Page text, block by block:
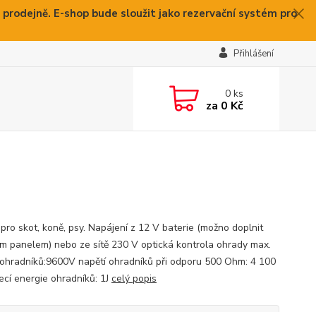
E-shop bude sloužit jako rezervační systém pro
Přihlášení
0ks
za 0 Kč
skot, koně, psy. Napájení z 12 V baterie (možno doplnit
panelem) nebo ze sítě 230 V optická kontrola ohrady max.
napětí ohradníků při odporu 500 Ohm: 4 100
energie ohradníků: 1J celý popis